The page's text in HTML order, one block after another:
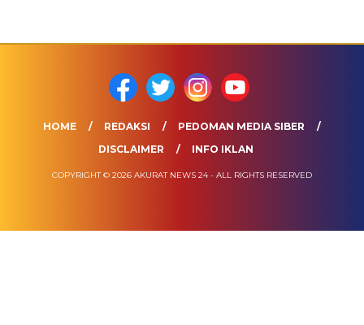
HOME REDAKSI
PEDOMAN MEDIA SIBER
DISCLAIMER
INFO IKLAN
COPYRIGHT © 2026 AKURAT NEWS 24 - ALL RIGHTS RESERVED